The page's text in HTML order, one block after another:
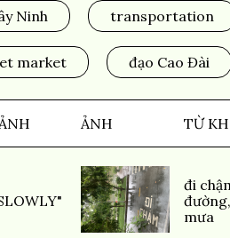
Ninh transportation
market đạo Cao Đài
ẢNH TỪ
đi
đường,
mưa